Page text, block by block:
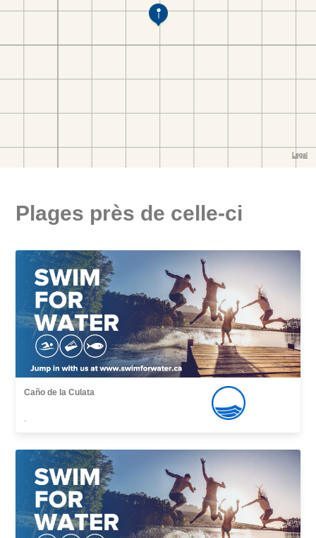
Plages près de celle-ci
Caño de la Culata
,